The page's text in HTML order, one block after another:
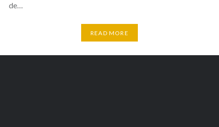
de…
READ MORE